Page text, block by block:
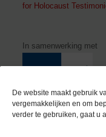
De website maakt gebruik
vergemakkelijken en om
verder te gebruiken, gaat u
for Holocaust
In samenwerking met